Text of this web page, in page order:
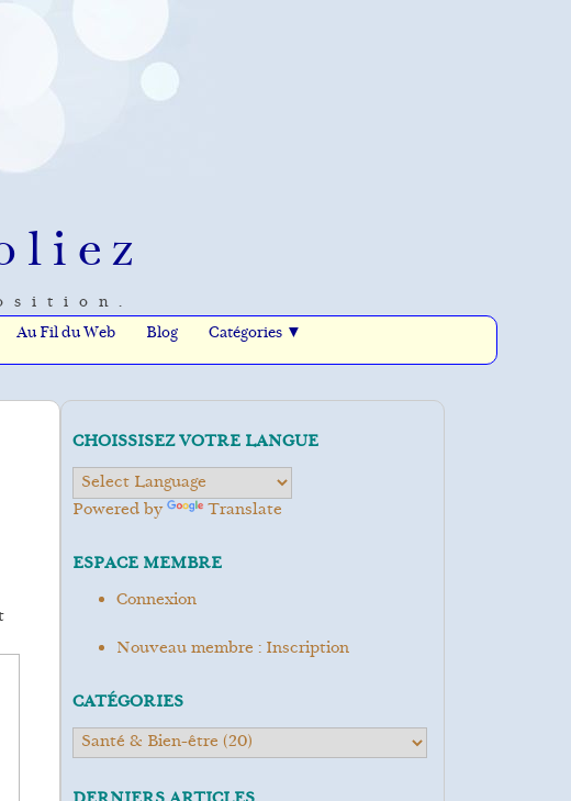
Au Fil du Web Blog Catégories ▼
CHOISSISEZ VOTRE LANGUE
Powered by Translate
ESPACE MEMBRE
Connexion
Nouveau membre : Inscription
CATÉGORIES